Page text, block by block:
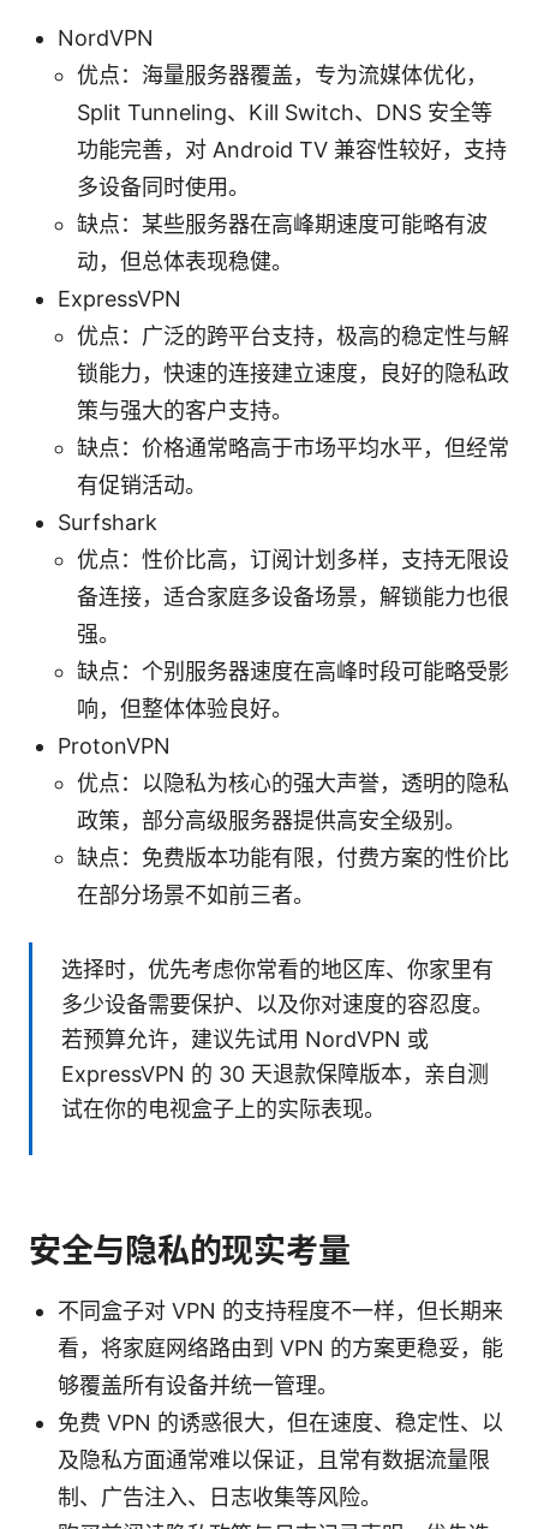
NordVPN
优点：海量服务器覆盖，专为流媒体优化，
Split Tunneling、Kill Switch、DNS 安全等
功能完善，对 Android TV 兼容性较好，支持
多设备同时使用。
缺点：某些服务器在高峰期速度可能略有波
动，但总体表现稳健。
ExpressVPN
优点：广泛的跨平台支持，极高的稳定性与解
锁能力，快速的连接建立速度，良好的隐私政
策与强大的客户支持。
缺点：价格通常略高于市场平均水平，但经常
有促销活动。
Surfshark
优点：性价比高，订阅计划多样，支持无限设
备连接，适合家庭多设备场景，解锁能力也很
强。
缺点：个别服务器速度在高峰时段可能略受影
响，但整体体验良好。
ProtonVPN
优点：以隐私为核心的强大声誉，透明的隐私
政策，部分高级服务器提供高安全级别。
缺点：免费版本功能有限，付费方案的性价比
在部分场景不如前三者。
选择时，优先考虑你常看的地区库、你家里有
多少设备需要保护、以及你对速度的容忍度。
若预算允许，建议先试用 NordVPN 或
ExpressVPN 的 30 天退款保障版本，亲自测
试在你的电视盒子上的实际表现。
安全与隐私的现实考量
不同盒子对 VPN 的支持程度不一样，但长期来
看，将家庭网络路由到 VPN 的方案更稳妥，能
够覆盖所有设备并统一管理。
免费 VPN 的诱惑很大，但在速度、稳定性、以
及隐私方面通常难以保证，且常有数据流量限
制、广告注入、日志收集等风险。